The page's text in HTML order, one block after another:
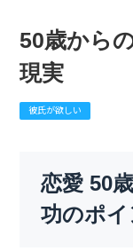
50歳から
現実
彼氏が欲しい
恋愛 50
功のポイ